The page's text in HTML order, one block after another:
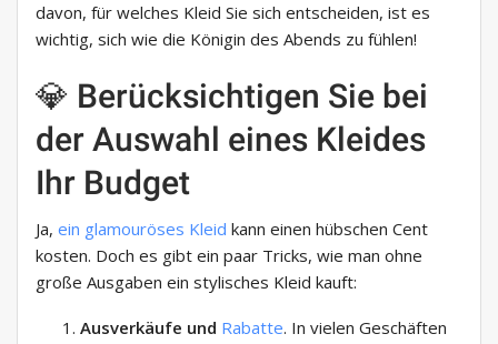
davon, für welches Kleid Sie sich entscheiden, ist es
wichtig, sich wie die Königin des Abends zu fühlen!
💎 Berücksichtigen Sie bei
der Auswahl eines Kleides
Ihr Budget
Ja, ein glamouröses Kleid kann einen hübschen Cent
kosten. Doch es gibt ein paar Tricks, wie man ohne
große Ausgaben ein stylisches Kleid kauft:
Ausverkäufe und Rabatte. In vielen Geschäften